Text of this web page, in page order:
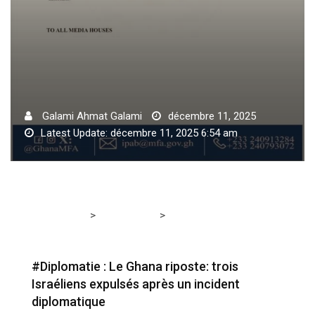
Galami Ahmat Galami
décembre 11, 2025
Latest Update: décembre 11, 2025 6:54 am
> >
#Diplomatie : Le Ghana riposte: trois
Israéliens expulsés après un incident
diplomatique